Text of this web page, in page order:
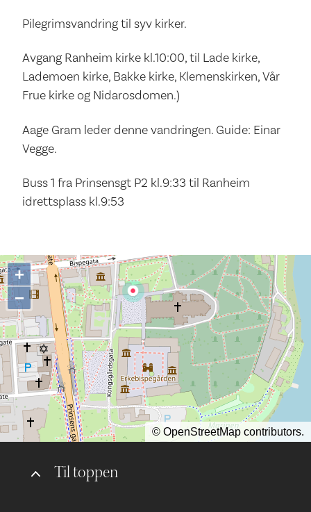
Pilegrimsvandring til syv kirker.
Avgang Ranheim kirke kl.10:00, til Lade kirke,
Lademoen kirke, Bakke kirke, Klemenskirken, Vår
Frue kirke og Nidarosdomen.)
Aage Gram leder denne vandringen. Guide: Einar
Vegge.
Buss 1 fra Prinsensgt P2 kl.9:33 til Ranheim
idrettsplass kl.9:53
Til toppen
+
−
© OpenStreetMap contributors.